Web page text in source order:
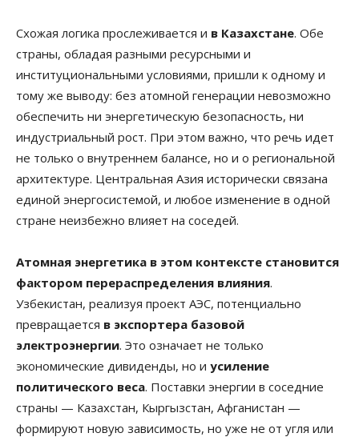
Схожая логика прослеживается и в Казахстане. Обе
страны, обладая разными ресурсными и
институциональными условиями, пришли к одному и
тому же выводу: без атомной генерации невозможно
обеспечить ни энергетическую безопасность, ни
индустриальный рост. При этом важно, что речь идет
не только о внутреннем балансе, но и о региональной
архитектуре. Центральная Азия исторически связана
единой энергосистемой, и любое изменение в одной
стране неизбежно влияет на соседей.
Атомная энергетика в этом контексте становится
фактором перераспределения влияния.
Узбекистан, реализуя проект АЭС, потенциально
превращается в экспортера базовой
электроэнергии. Это означает не только
экономические дивиденды, но и усиление
политического веса. Поставки энергии в соседние
страны — Казахстан, Кыргызстан, Афганистан —
формируют новую зависимость, но уже не от угля или